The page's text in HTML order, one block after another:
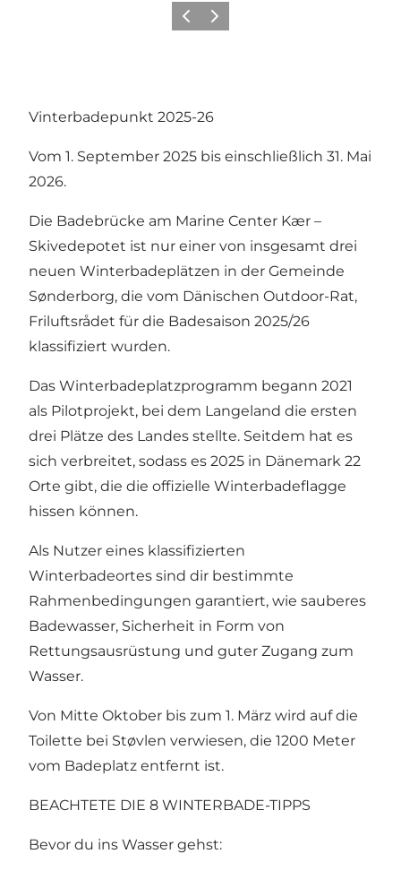
ZurückWeiter
Vinterbadepunkt 2025-26
Vom 1. September 2025 bis einschließlich 31. Mai
2026.
Die Badebrücke am Marine Center Kær –
Skivedepotet ist nur einer von insgesamt drei
neuen Winterbadeplätzen in der Gemeinde
Sønderborg, die vom Dänischen Outdoor-Rat,
Friluftsrådet für die Badesaison 2025/26
klassifiziert wurden.
Das Winterbadeplatzprogramm begann 2021
als Pilotprojekt, bei dem Langeland die ersten
drei Plätze des Landes stellte. Seitdem hat es
sich verbreitet, sodass es 2025 in Dänemark 22
Orte gibt, die die offizielle Winterbadeflagge
hissen können.
Als Nutzer eines klassifizierten
Winterbadeortes sind dir bestimmte
Rahmenbedingungen garantiert, wie sauberes
Badewasser, Sicherheit in Form von
Rettungsausrüstung und guter Zugang zum
Wasser.
Von Mitte Oktober bis zum 1. März wird auf die
Toilette bei Støvlen verwiesen, die 1200 Meter
vom Badeplatz entfernt ist.
BEACHTETE DIE 8 WINTERBADE-TIPPS
Bevor du ins Wasser gehst: